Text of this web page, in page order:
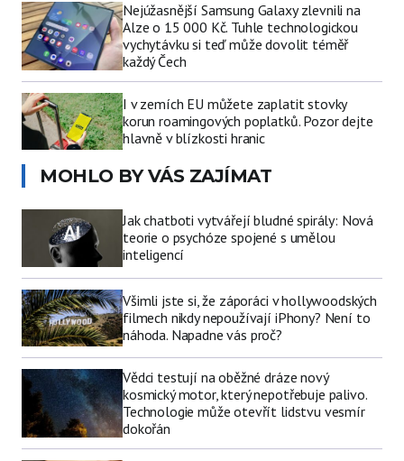
Nejúžasnější Samsung Galaxy zlevnili na
Alze o 15 000 Kč. Tuhle technologickou
vychytávku si teď může dovolit téměř
každý Čech
I v zemích EU můžete zaplatit stovky
korun roamingových poplatků. Pozor dejte
hlavně v blízkosti hranic
MOHLO BY VÁS ZAJÍMAT
Jak chatboti vytvářejí bludné spirály: Nová
teorie o psychóze spojené s umělou
inteligencí
Všimli jste si, že záporáci v hollywoodských
filmech nikdy nepoužívají iPhony? Není to
náhoda. Napadne vás proč?
Vědci testují na oběžné dráze nový
kosmický motor, který nepotřebuje palivo.
Technologie může otevřít lidstvu vesmír
dokořán